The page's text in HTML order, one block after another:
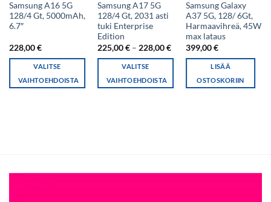
Samsung A16 5G
128/4 Gt, 5000mAh,
6.7″
228,00€
VALITSE
VAIHTOEHDOISTA
Samsung A17 5G
128/4 Gt, 2031 asti
tuki Enterprise
Edition
225,00€ – 228,00€Hintaluokka:
225,00 €
-
VALITSE
VAIHTOEHDOISTA
Samsung Galaxy
A37 5G, 128/ 6Gt,
Harmaavihreä, 45W
max lataus
399,00€
LISÄÄ
OSTOSKORIIN